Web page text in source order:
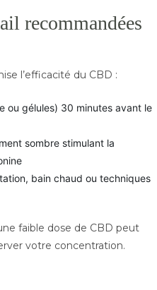
recommandées
l’efficacité du CBD :
ou gélules) 30 minutes avant le
sombre stimulant la
bain chaud ou techniques
faible dose de CBD peut
votre concentration.